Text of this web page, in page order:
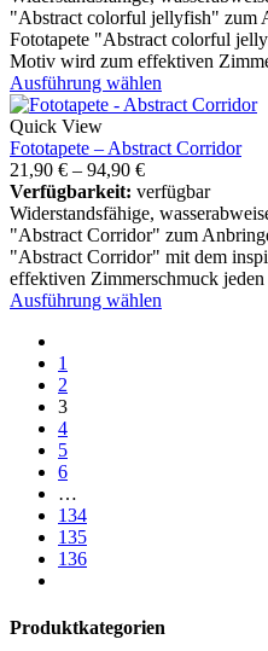
"Abstract colorful jellyfish" zum
Fototapete "Abstract colorful
Motiv wird zum effektiven
Ausführung wählen
Quick View
Fototapete – Abstract Corridor
21,90 € – 94,90 €
Verfügbarkeit: verfügbar
Widerstandsfähige,
"Abstract Corridor" zum
"Abstract Corridor" mit dem
effektiven Zimmerschmuck jeden
Ausführung wählen
1
2
3
4
5
6
…
134
135
136
Produktkategorien